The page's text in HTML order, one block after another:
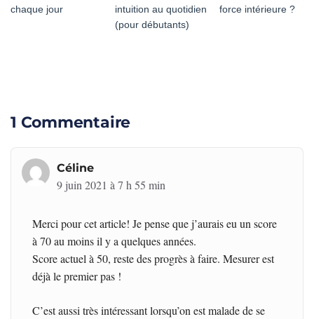
chaque jour
intuition au quotidien
(pour débutants)
force intérieure ?
1 Commentaire
Céline
9 juin 2021 à 7 h 55 min
Merci pour cet article! Je pense que j’aurais eu un score
à 70 au moins il y a quelques années.
Score actuel à 50, reste des progrès à faire. Mesurer est
déjà le premier pas !
C’est aussi très intéressant lorsqu’on est malade de se